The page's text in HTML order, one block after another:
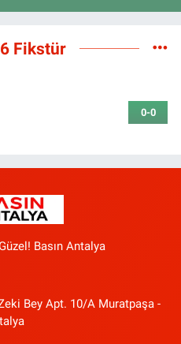
Fikstür
0-0
Basın Antalya
Bey Apt. 10/A Muratpaşa -